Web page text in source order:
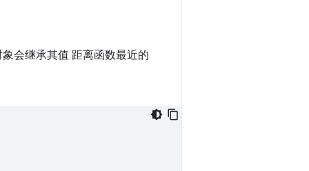
会继承其值 距离函数最近的